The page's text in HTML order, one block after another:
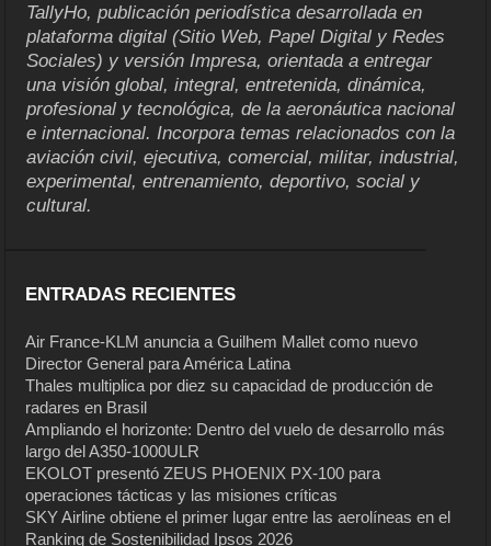
TallyHo, publicación periodística desarrollada en
plataforma digital (Sitio Web, Papel Digital y Redes
Sociales) y versión Impresa, orientada a entregar
una visión global, integral, entretenida, dinámica,
profesional y tecnológica, de la aeronáutica nacional
e internacional. Incorpora temas relacionados con la
aviación civil, ejecutiva, comercial, militar, industrial,
experimental, entrenamiento, deportivo, social y
cultural.
ENTRADAS RECIENTES
Air France-KLM anuncia a Guilhem Mallet como nuevo
Director General para América Latina
Thales multiplica por diez su capacidad de producción de
radares en Brasil
Ampliando el horizonte: Dentro del vuelo de desarrollo más
largo del A350-1000ULR
EKOLOT presentó ZEUS PHOENIX PX-100 para
operaciones tácticas y las misiones críticas
SKY Airline obtiene el primer lugar entre las aerolíneas en el
Ranking de Sostenibilidad Ipsos 2026